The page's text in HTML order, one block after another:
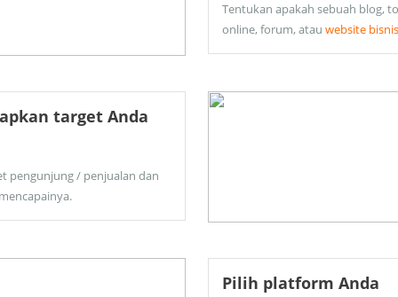
Tentukan apakah sebuah blog,
online, forum, atau website bisnis
target Anda
pengunjung / penjualan dan
Pilih platform Anda